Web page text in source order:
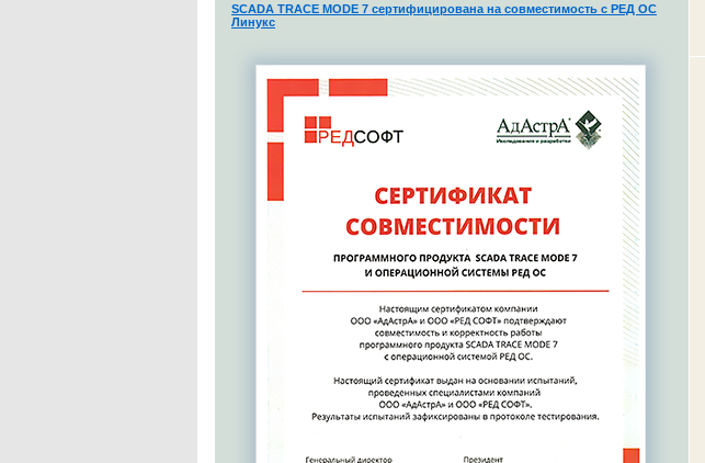
SCADA TRACE MODE 7 сертифицирована на совместимость с РЕД ОС
Линукс